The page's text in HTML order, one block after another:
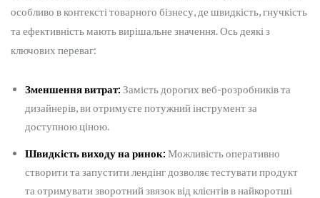
особливо в контексті товарного бізнесу, де швидкість, гнучкість
та ефективність мають вирішальне значення. Ось деякі з
ключових переваг:
Зменшення витрат: Замість дорогих веб-розробників та
дизайнерів, ви отримуєте потужний інструмент за
доступною ціною.
Швидкість виходу на ринок: Можливість оперативно
створити та запустити лендінг дозволяє тестувати продукт
та отримувати зворотний звязок від клієнтів в найкоротші